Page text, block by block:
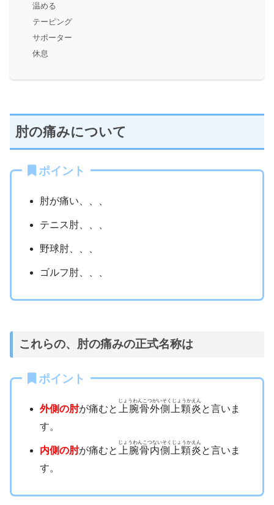
温める
テーピング
サポーター
休息
肘の痛みについて
ポイント
肘が痛い、、、
テニス肘、、、
野球肘、、、
ゴルフ肘、、、
これらの、肘の痛みの正式名称は
ポイント
外側の肘が痛むと 上腕骨外側上顆炎
じょうわんこつがいそくじょうかえん
と言いま
す。
内側の肘が痛むと 上腕骨内側上顆炎
じょうわんこつないそくじょうかえん
と言いま
す。